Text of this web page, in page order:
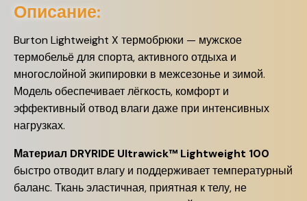
Описание:
Burton Lightweight X термобрюки — мужское
термобельё для спорта, активного отдыха и
многослойной экипировки в межсезонье и зимой.
Модель обеспечивает лёгкость, комфорт и
эффективный отвод влаги даже при интенсивных
нагрузках.
Материал DRYRIDE Ultrawick™ Lightweight 100
быстро отводит влагу и поддерживает температурный
баланс. Ткань эластичная, приятная к телу, не